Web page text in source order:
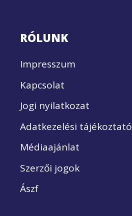
RÓLUNK
Impresszum
Kapcsolat
Jogi nyilatkozat
Adatkezelési tájékoztató
Médiaajánlat
Szerzői jogok
Ászf